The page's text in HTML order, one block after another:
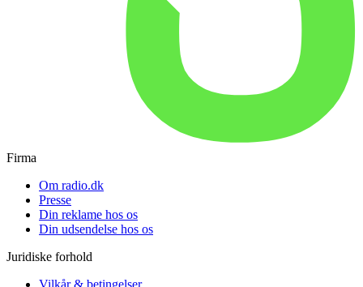
Firma
Om radio.dk
Presse
Din reklame hos os
Din udsendelse hos os
Juridiske forhold